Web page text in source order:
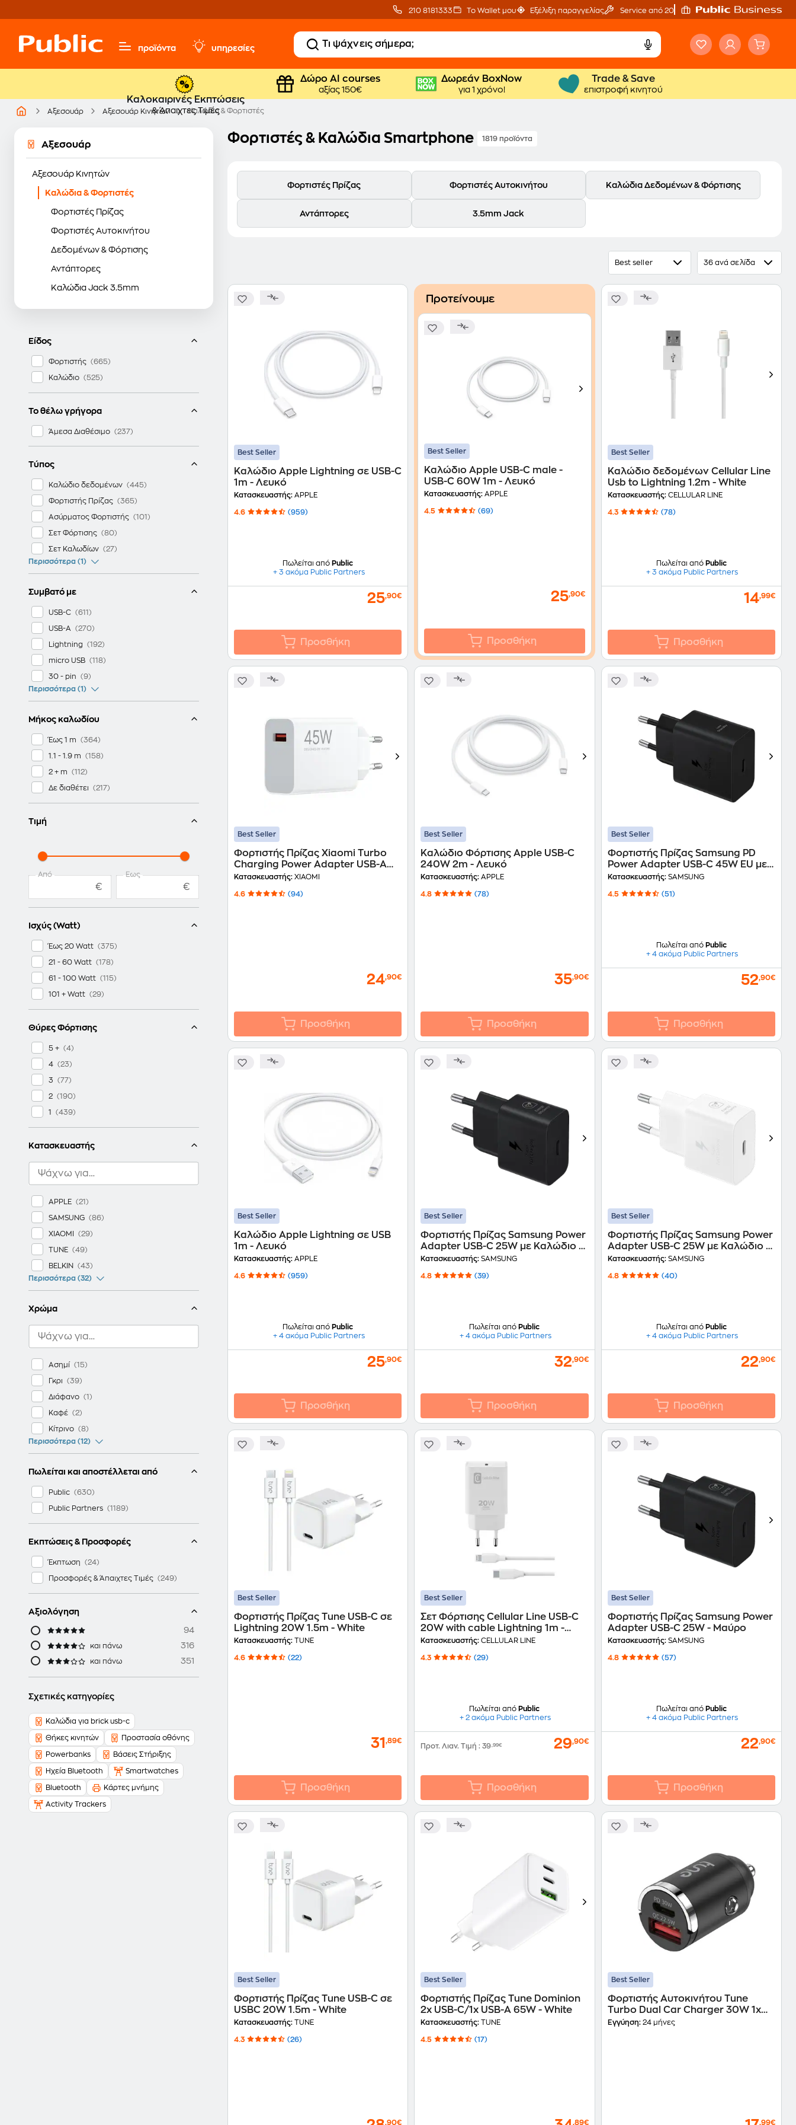
210 8181333 Το Wallet μου Εξέλιξη παραγγελίας Service από 20'
προϊόντα υπηρεσίες
Καλοκαιρινές Εκπτώσεις
& Άπαιχτες Τιμές
Δώρο ΑΙ courses
αξίας 150€
Δωρεάν BoxNow
για 1 χρόνο!
Trade & Save
επιστροφή κινητού
Αξεσουάρ Αξεσουάρ Κινητών Καλώδια & Φορτιστές
Αξεσουάρ
Αξεσουάρ Κινητών
Καλώδια & Φορτιστές
Φορτιστές Πρίζας
Φορτιστές Αυτοκινήτου
Δεδομένων & Φόρτισης
Αντάπτορες
Καλώδια Jack 3.5mm
Είδος
Φορτιστής
Καλώδιο
Το θέλω γρήγορα
Άμεσα Διαθέσιμο
Τύπος
Καλώδιο δεδομένων
Φορτιστής Πρίζας
Ασύρματος Φορτιστής
Σετ Φόρτισης
Σετ Καλωδίων
Περισσότερα (1)
Συμβατό με
USB-C
USB-A
Lightning
micro USB
30 - pin
Περισσότερα (1)
Μήκος καλωδίου
Έως 1 m
1.1 - 1.9 m
2 + m
Δε διαθέτει
Τιμή
Από
€
Έως
€
Ισχύς (Watt)
Έως 20 Watt
21 - 60 Watt
61 - 100 Watt
101 + Watt
Θύρες Φόρτισης
5 +
4
3
2
1
Κατασκευαστής
APPLE
SAMSUNG
XIAOMI
TUNE
BELKIN
Περισσότερα (32)
Χρώμα
Ασημί
Γκρι
Διάφανο
Καφέ
Κίτρινο
Περισσότερα (12)
Πωλείται και αποστέλλεται από
Public
Public Partners
Εκπτώσεις & Προσφορές
Έκπτωση
Προσφορές & Άπαιχτες Τιμές
Αξιολόγηση
94
και πάνω 316
και πάνω 351
Σχετικές κατηγορίες
Καλώδια για brick usb-c
Θήκες κινητών Προστασία οθόνης
Powerbanks Βάσεις Στήριξης
Ηχεία Bluetooth Smartwatches
Bluetooth Κάρτες μνήμης
Activity Trackers
Φορτιστές & Καλώδια Smartphone 1819 προϊόντα
Φορτιστές Πρίζας Φορτιστές Αυτοκινήτου Καλώδια Δεδομένων & Φόρτισης
Αντάπτορες 3.5mm Jack
Best seller 36 ανά σελίδα
Best Seller
Καλώδιο Apple Lightning σε USB-C
1m - Λευκό
Κατασκευαστής: APPLE
4.6 (959)
Πωλείται από Public
+ 3 ακόμα Public Partners
25,90€
Προσθήκη
Προτείνουμε
Best Seller
Καλώδιο Apple USB-C male -
USB-C 60W 1m - Λευκό
Κατασκευαστής: APPLE
4.5 (69)
25,90€
Προσθήκη
Best Seller
Καλώδιο δεδομένων Cellular Line
Usb to Lightning 1.2m - White
Κατασκευαστής:CELLULAR LINE
4.3 (78)
Πωλείται από Public
+ 3 ακόμα Public Partners
14,99€
Προσθήκη
Best Seller
Φορτιστής Πρίζας Xiaomi Turbo
Charging Power Adapter USB-A
45W - White
Κατασκευαστής: XIAOMI
4.6 (94)
24,90€
Προσθήκη
Best Seller
Καλώδιο Φόρτισης Apple USB-C
240W 2m - Λευκό
Κατασκευαστής: APPLE
4.8 (78)
35,90€
Προσθήκη
Best Seller
Φορτιστής Πρίζας Samsung PD
Power Adapter USB-C 45W EU με
Καλώδιο - Μαύρο
Κατασκευαστής:SAMSUNG
4.5 (51)
Πωλείται από Public
+ 4 ακόμα Public Partners
52,90€
Προσθήκη
Best Seller
Καλώδιο Apple Lightning σε USB
1m - Λευκό
Κατασκευαστής: APPLE
4.6 (959)
Πωλείται από Public
+ 4 ακόμα Public Partners
25,90€
Προσθήκη
Best Seller
Φορτιστής Πρίζας Samsung Power
Adapter USB-C 25W με Καλώδιο -
Μαύρο
Κατασκευαστής: SAMSUNG
4.8 (39)
Πωλείται από Public
+ 4 ακόμα Public Partners
32,90€
Προσθήκη
Best Seller
Φορτιστής Πρίζας Samsung Power
Adapter USB-C 25W με Καλώδιο -
Λευκό
Κατασκευαστής:SAMSUNG
4.8 (40)
Πωλείται από Public
+ 4 ακόμα Public Partners
22,90€
Προσθήκη
Best Seller
Φορτιστής Πρίζας Tune USB-C σε
Lightning 20W 1.5m - White
Κατασκευαστής: TUNE
4.6 (22)
31,89€
Προσθήκη
Best Seller
Σετ Φόρτισης Cellular Line USB-C
20W with cable Lightning 1m -
White
Κατασκευαστής: CELLULAR LINE
4.3 (29)
Πωλείται από Public
+ 2 ακόμα Public Partners
Προτ. Λιαν. Τιμή:39,99€ 29,90€
Προσθήκη
Best Seller
Φορτιστής Πρίζας Samsung Power
Adapter USB-C 25W - Μαύρο
Κατασκευαστής:SAMSUNG
4.8 (57)
Πωλείται από Public
+ 4 ακόμα Public Partners
22,90€
Προσθήκη
Best Seller
Φορτιστής Πρίζας Tune USB-C σε
USBC 20W 1.5m - White
Κατασκευαστής: TUNE
4.3 (26)
,90€
Best Seller
Φορτιστής Πρίζας Tune Dominion
2x USB-C/1x USB-A 65W - White
Κατασκευαστής: TUNE
4.5 (17)
,89€
Best Seller
Φορτιστής Αυτοκινήτου Tune
Turbo Dual Car Charger 30W 1x
USB-A, 1x USB-C 30W - Black
Εγγύηση:24 μήνες
,99€